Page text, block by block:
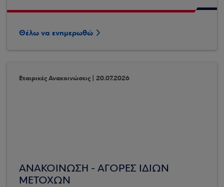
Θέλω να ενημερωθώ
Εταιρικές Ανακοινώσεις | 20.07.2026
ΑΝΑΚΟΙΝΩΣΗ - ΑΓΟΡΕΣ ΙΔΙΩΝ
ΜΕΤΟΧΩΝ